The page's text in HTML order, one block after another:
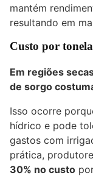
mantém
resultando em
Custo por
Em regiões
de sorgo
Isso ocorre
hídrico e pode
gastos com
prática,
30% no custo